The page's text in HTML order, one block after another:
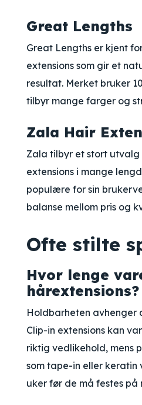
Great Lengths
Great Lengths er kjent
extensions som gir et
resultat. Merket bruker
tilbyr mange farger og
Zala Hair
Zala tilbyr et stort
extensions i mange
populære for sin
balanse mellom pris og
Ofte stilte
Hvor lenge
hårextensions?
Holdbarheten avhenger
Clip-in extensions kan
riktig vedlikehold, mens
som tape-in eller keratin
uker før de må festes på